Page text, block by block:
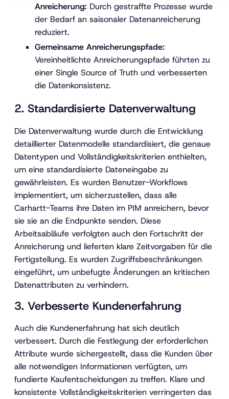
Anreicherung: Durch gestraffte Prozesse wurde
der Bedarf an saisonaler Datenanreicherung
reduziert.
Gemeinsame Anreicherungspfade:
Vereinheitlichte Anreicherungspfade führten zu
einer Single Source of Truth und verbesserten
die Datenkonsistenz.
2. Standardisierte Datenverwaltung
Die Datenverwaltung wurde durch die Entwicklung
detaillierter Datenmodelle standardisiert, die genaue
Datentypen und Vollständigkeitskriterien enthielten,
um eine standardisierte Dateneingabe zu
gewährleisten. Es wurden Benutzer-Workflows
implementiert, um sicherzustellen, dass alle
Carhartt-Teams ihre Daten im PIM anreichern, bevor
sie sie an die Endpunkte senden. Diese
Arbeitsabläufe verfolgten auch den Fortschritt der
Anreicherung und lieferten klare Zeitvorgaben für die
Fertigstellung. Es wurden Zugriffsbeschränkungen
eingeführt, um unbefugte Änderungen an kritischen
Datenattributen zu verhindern.
3. Verbesserte Kundenerfahrung
Auch die Kundenerfahrung hat sich deutlich
verbessert. Durch die Festlegung der erforderlichen
Attribute wurde sichergestellt, dass die Kunden über
alle notwendigen Informationen verfügten, um
fundierte Kaufentscheidungen zu treffen. Klare und
konsistente Vollständigkeitskriterien verringerten das